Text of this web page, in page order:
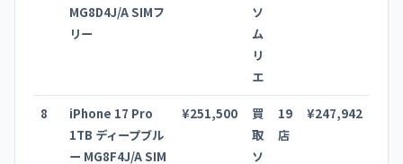
MG8D4J/A SIMフ
リー
ソ
ム
リ
エ
8
iPhone 17 Pro
1TB ディープブル
ー MG8F4J/A SIM
¥251,500
買
取
ソ
19
店
¥247,942